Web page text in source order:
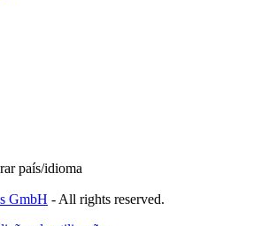
país/idioma
GmbH - All rights reserved.